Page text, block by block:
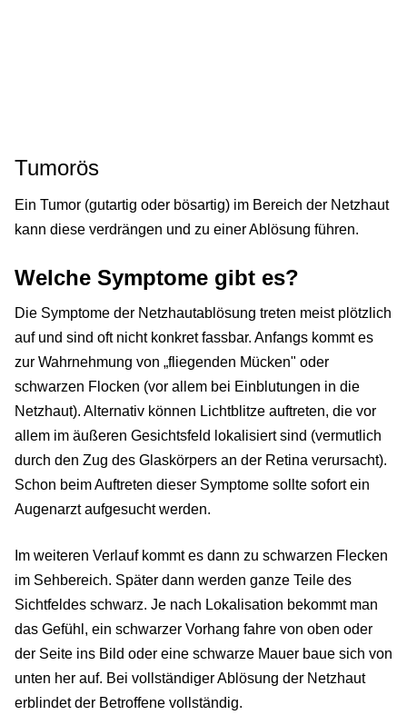
Tumorös
Ein Tumor (gutartig oder bösartig) im Bereich der Netzhaut
kann diese verdrängen und zu einer Ablösung führen.
Welche Symptome gibt es?
Die Symptome der Netzhautablösung treten meist plötzlich
auf und sind oft nicht konkret fassbar. Anfangs kommt es
zur Wahrnehmung von „fliegenden Mücken" oder
schwarzen Flocken (vor allem bei Einblutungen in die
Netzhaut). Alternativ können Lichtblitze auftreten, die vor
allem im äußeren Gesichtsfeld lokalisiert sind (vermutlich
durch den Zug des Glaskörpers an der Retina verursacht).
Schon beim Auftreten dieser Symptome sollte sofort ein
Augenarzt aufgesucht werden.
Im weiteren Verlauf kommt es dann zu schwarzen Flecken
im Sehbereich. Später dann werden ganze Teile des
Sichtfeldes schwarz. Je nach Lokalisation bekommt man
das Gefühl, ein schwarzer Vorhang fahre von oben oder
der Seite ins Bild oder eine schwarze Mauer baue sich von
unten her auf. Bei vollständiger Ablösung der Netzhaut
erblindet der Betroffene vollständig.